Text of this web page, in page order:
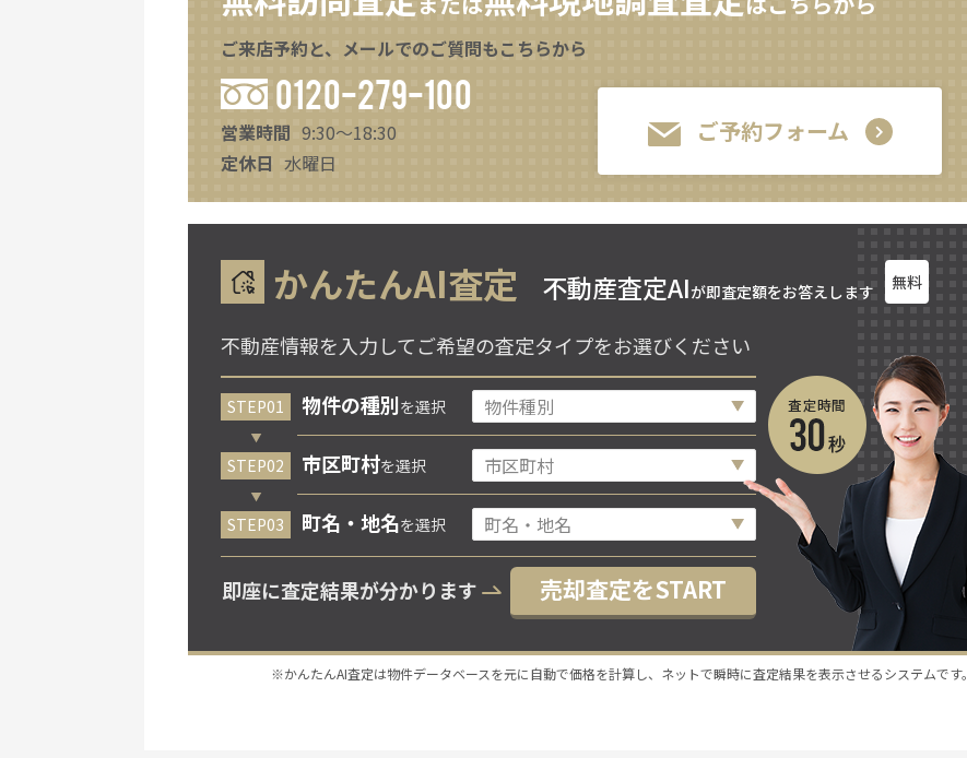
ご来店予約と、メールでのご質問もこちらから
0120-279-100
営業時間 9:30～18:30
定休日 水曜日
ご予約フォーム
かんたんAI査定 不動産査定AIが即査定額をお答えします 無料
不動産情報を入力してご希望の査定タイプをお選びください
物件の種別を選択
市区町村を選択
町名・地名を選択
即座に査定結果が分かります 売却査定をSTART
※かんたんAI査定は物件データベースを元に自動で価格を計算し、ネットで瞬時に査定結果を表示させるシステムです。